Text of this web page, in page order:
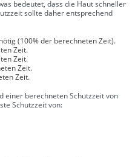
bedeutet, dass die Haut schneller
sollte daher entsprechend
(100% der berechneten Zeit).
Zeit.
Zeit.
Zeit.
Zeit.
einer berechneten Schutzzeit von
Schutzzeit von: